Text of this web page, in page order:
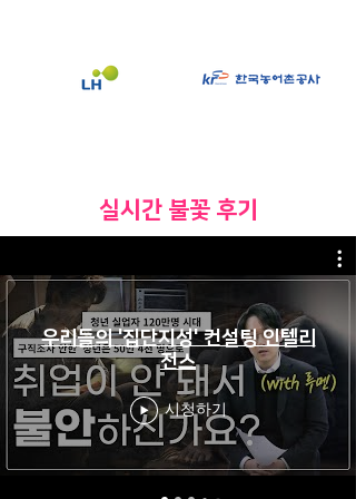
​실시간 불꽃 후기
우리들의 '집단지성' 컨설팅 인텔리
전스
시청하기